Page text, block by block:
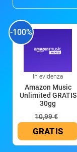
-100%
In evidenza
Amazon Music
Unlimited GRATIS
30gg
10,99 €
GRATIS